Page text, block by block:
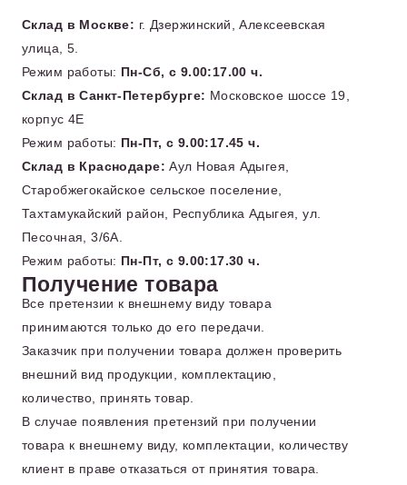
Склад в Москве: г. Дзержинский, Алексеевская
улица, 5.
Режим работы: Пн-Сб, с 9.00:17.00 ч.
Склад в Санкт-Петербурге: Московское шоссе 19,
корпус 4Е
Режим работы: Пн-Пт, с 9.00:17.45 ч.
Склад в Краснодаре: Аул Новая Адыгея,
Старобжегокайское сельское поселение,
Тахтамукайский район, Республика Адыгея, ул.
Песочная, 3/6А.
Режим работы: Пн-Пт, с 9.00:17.30 ч.
Получение товара
Все претензии к внешнему виду товара
принимаются только до его передачи.
Заказчик при получении товара должен проверить
внешний вид продукции, комплектацию,
количество, принять товар.
В случае появления претензий при получении
товара к внешнему виду, комплектации, количеству
клиент в праве отказаться от принятия товара.